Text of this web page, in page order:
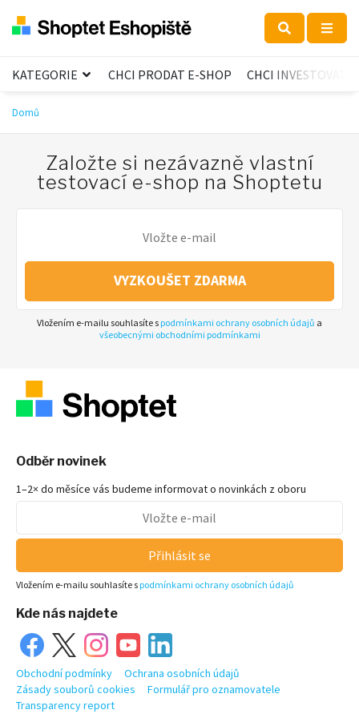
KATEGORIE CHCI PRODAT E-SHOP CHCI INVESTOVAT
Domů
Založte si nezávazně vlastní
testovací e-shop na Shoptetu
VYZKOUŠET ZDARMA
Vložením e-mailu souhlasíte s podmínkami ochrany osobních údajů a
všeobecnými obchodními podmínkami
Odběr novinek
1–2× do měsíce vás budeme informovat o novinkách z oboru
Přihlásit se
Vložením e-mailu souhlasíte s podmínkami ochrany osobních údajů
Kde nás najdete
Obchodní podmínky
Ochrana osobních údajů
Zásady souborů cookies
Formulář pro oznamovatele
Transparency report